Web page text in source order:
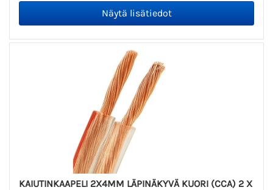
KAIUTINKAAPELI 2X4MM LÄPINÄKYVÄ KUORI (CCA) 2 X